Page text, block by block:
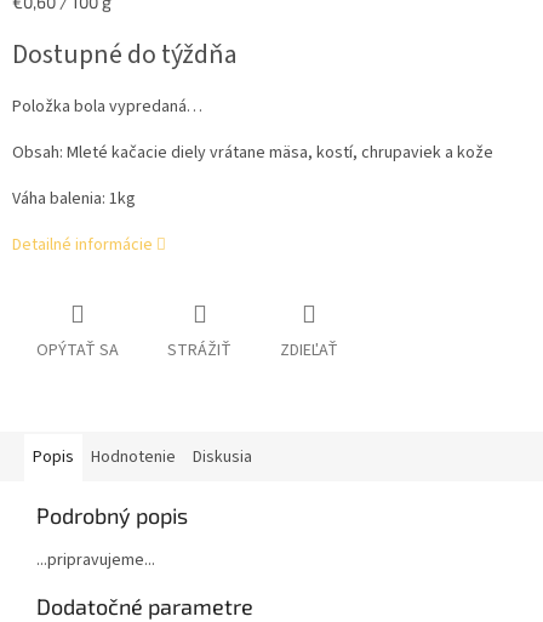
Dostupné do týždňa
Položka bola vypredaná…
Obsah: Mleté kačacie diely vrátane mäsa, kostí, chrupaviek a kože
Váha balenia: 1kg
Detailné informácie
OPÝTAŤ SA STRÁŽIŤ ZDIEĽAŤ
Popis Hodnotenie Diskusia
Podrobný popis
...pripravujeme...
Dodatočné parametre